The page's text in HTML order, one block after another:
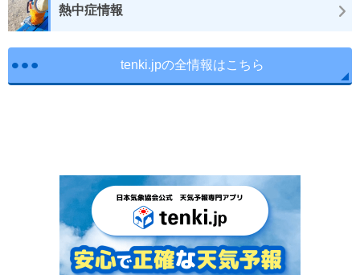
熱中症情報
tenki.jpの全情報はこちら